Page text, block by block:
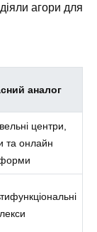
агори для
аналог
центри,
та онлайн